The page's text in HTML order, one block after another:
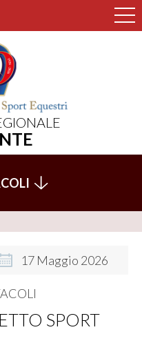
17 Maggio 2026
SPORT